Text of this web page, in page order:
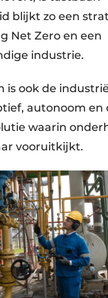
blijkt zo een
Net Zero en een
industrie.
is ook de
autonoom en
waarin
vooruitkijkt.